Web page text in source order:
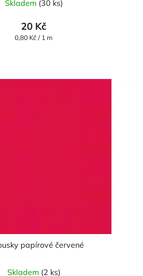
hodnocení
produktu
je
Skladem (30 ks)
20 Kč
Měrná
0,80 Kč / 1 m
papírové červené
Skladem (2 ks)